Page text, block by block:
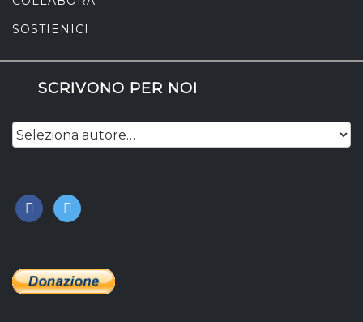
SOSTIENICI
SCRIVONO PER NOI
facebook
twitter